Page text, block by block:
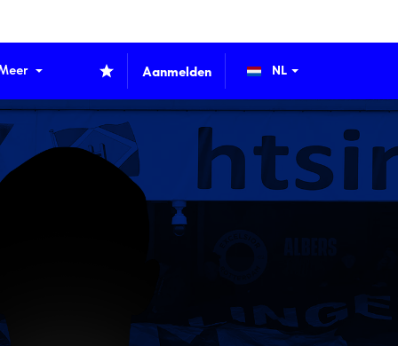
Aanmelden